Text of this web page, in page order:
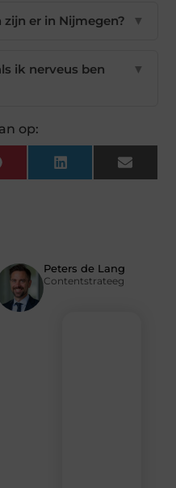
er in Nijmegen? ▼
ik nerveus ben
▼
op:
Pinterest LinkedIn Email
Peters de Lang
Contentstrateeg